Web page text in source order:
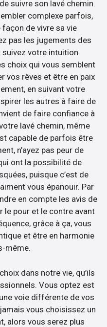
suivre son lavé chemin.
complexe parfois,
façon de vivre sa vie
pas les jugements des
votre intuition.
choix qui vous semblent
vos rêves et être en paix
en suivant votre
les autres à faire de
de faire confiance à
lavé chemin, même
capable de parfois être
n’ayez pas peur de
ont la possibilité de
puisque c’est de
vous épanouir. Par
en compte les avis de
le pour et le contre avant
grâce à ça, vous
et être en harmonie
même.
dans notre vie, qu’ils
Vous optez est
voie différente de vos
vous choisissez un
alors vous serez plus